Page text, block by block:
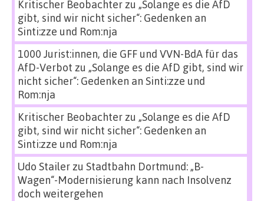
Kritischer Beobachterzu „Solange es die AfD
gibt, sind wir nicht sicher“: Gedenken an
Sinti:zze und Rom:nja
1000 Jurist:innen, die GFF und VVN-BdA für das
AfD-Verbot zu „Solange es die AfD gibt, sind wir
nicht sicher“: Gedenken an Sinti:zze und
Rom:nja
Kritischer Beobachterzu „Solange es die AfD
gibt, sind wir nicht sicher“: Gedenken an
Sinti:zze und Rom:nja
Udo Stailerzu Stadtbahn Dortmund: „B-
Wagen“-Modernisierung kann nach Insolvenz
doch weitergehen